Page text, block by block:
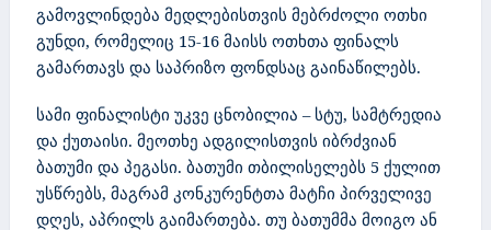
გამოვლინდება მედლებისთვის მებრძოლი ოთხი
გუნდი, რომელიც 15-16 მაისს ოთხთა ფინალს
გამართავს და საპრიზო ფონდსაც გაინაწილებს.
სამი ფინალისტი უკვე ცნობილია – სტუ, სამტრედია
და ქუთაისი. მეოთხე ადგილისთვის იბრძვიან
ბათუმი და პეგასი. ბათუმი თბილისელებს 5 ქულით
უსწრებს, მაგრამ კონკურენტთა მატჩი პირველივე
დღეს, აპრილს გაიმართება. თუ ბათუმმა მოიგო ან